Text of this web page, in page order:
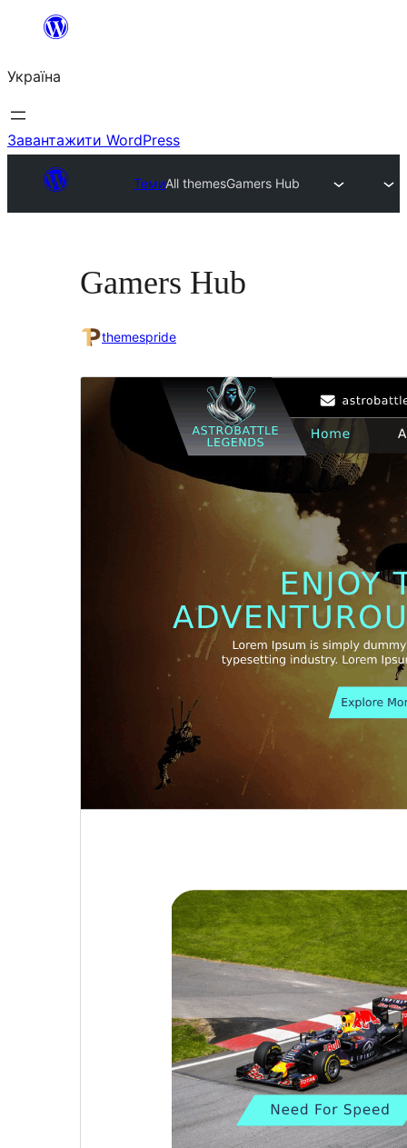
Перейти
вмісту
Україна
Завантажити WordPress
ТемиAll themesGamers Hub
Gamers Hub
themespride